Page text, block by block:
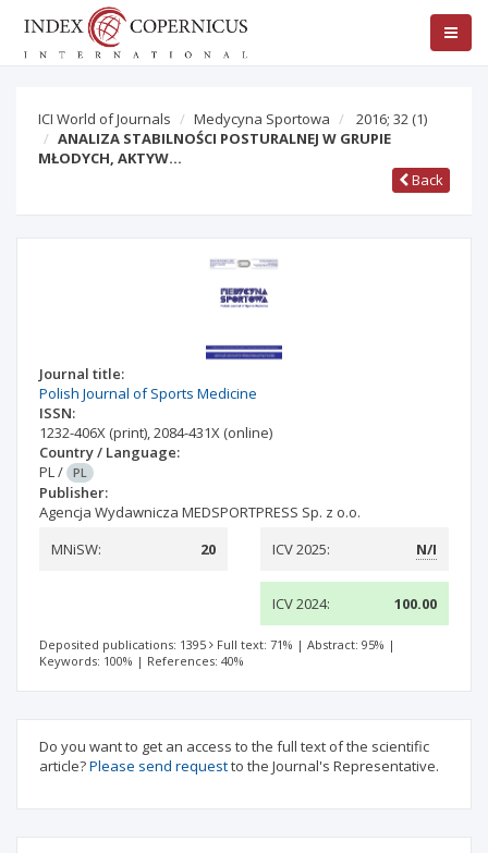
ICI World of Journals Medycyna Sportowa 2016; 32 (1)
ANALIZA STABILNOŚCI POSTURALNEJ W GRUPIE
MŁODYCH, AKTYW…
Back
Journal title:
Polish Journal of Sports Medicine
ISSN:
1232-406X (print),2084-431X (online)
Country / Language:
PL/ PL
Publisher:
Agencja Wydawnicza MEDSPORTPRESS Sp. z o.o.
MNiSW:
20 ICV 2025: N/I
ICV 2024: 100.00
Deposited publications: 1395 Full text: 71% | Abstract: 95% |
Keywords: 100% | References: 40%
Do you want to get an access to the full text of the scientific
article?Please send requestto the Journal's Representative.